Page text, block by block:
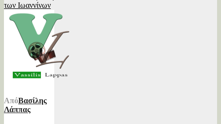
των Ιωαννίνων
ΑπόΒασίλης
Λάππας